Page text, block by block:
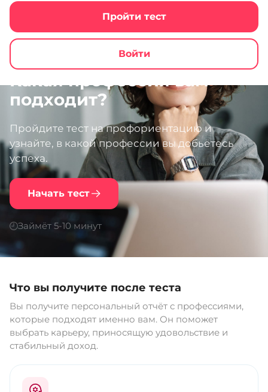
Пройти тест
Войти
Какая профессия вам
подходит?
Пройдите тест на профориентацию и
узнайте, в какой профессии вы добьётесь
успеха.
Начать тест
Займёт 5-10 минут
Что вы получите после теста
Вы получите персональный отчёт с профессиями,
которые подходят именно вам. Он поможет
выбрать карьеру, приносящую удовольствие и
стабильный доход.